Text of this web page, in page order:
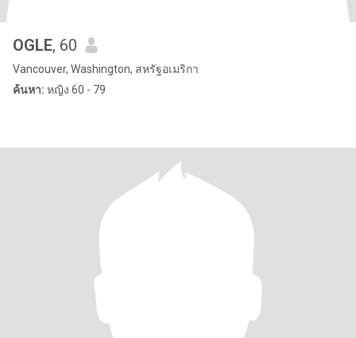
OGLE, 60
Vancouver, Washington, สหรัฐอเมริกา
ค้นหา: หญิง 60 - 79